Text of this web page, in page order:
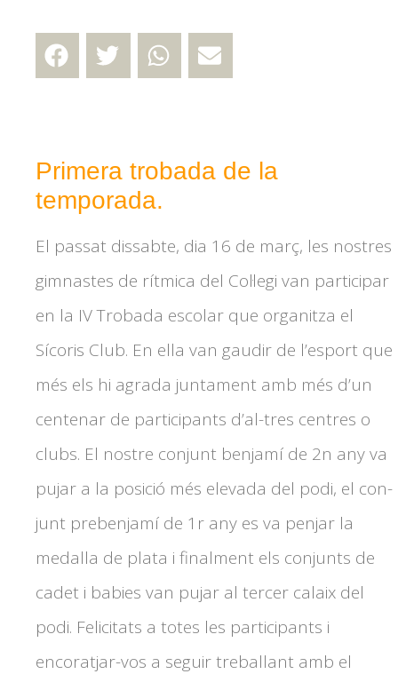
Primera trobada de la
temporada.
El passat dissabte, dia 16 de març, les nostres
gimnastes de rítmica del Col·legi van participar
en la IV Trobada escolar que organitza el
Sícoris Club. En ella van gaudir de l’esport que
més els hi agrada juntament amb més d’un
centenar de participants d’al-tres centres o
clubs. El nostre conjunt benjamí de 2n any va
pujar a la posició més elevada del podi, el con-
junt prebenjamí de 1r any es va penjar la
medalla de plata i finalment els conjunts de
cadet i babies van pujar al tercer calaix del
podi. Felicitats a totes les participants i
encoratjar-vos a seguir treballant amb el